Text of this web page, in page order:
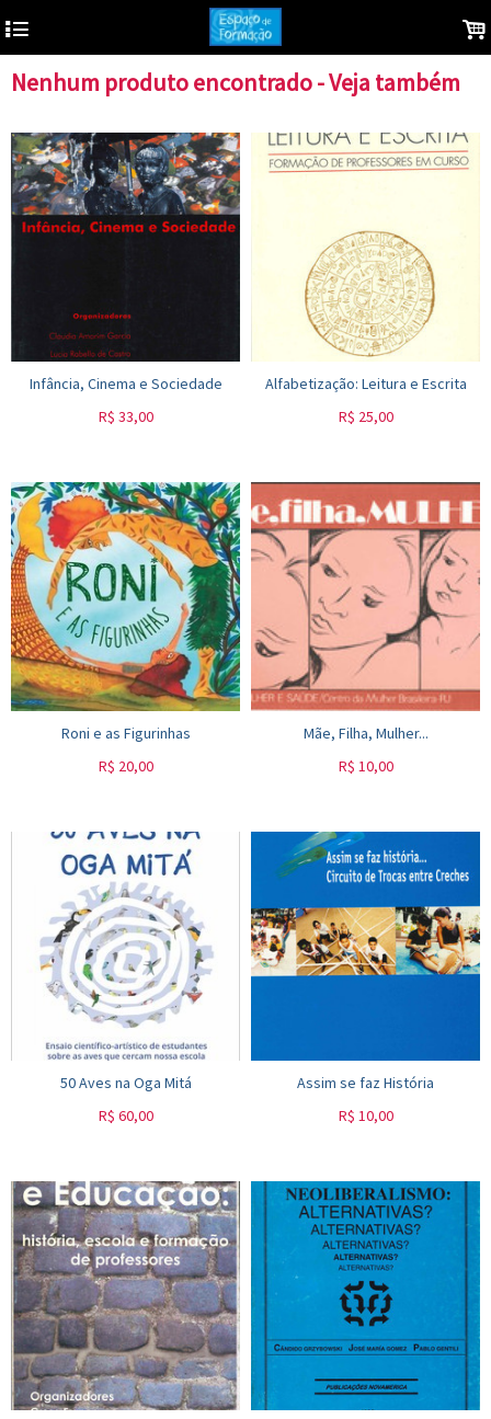
4 .
Nenhum produto encontrado - Veja também
Infância, Cinema e Sociedade
R$ 33,00
Alfabetização: Leitura e Escrita
R$ 25,00
Roni e as Figurinhas
R$ 20,00
Mãe, Filha, Mulher...
R$ 10,00
50 Aves na Oga Mitá
R$ 60,00
Assim se faz História
R$ 10,00